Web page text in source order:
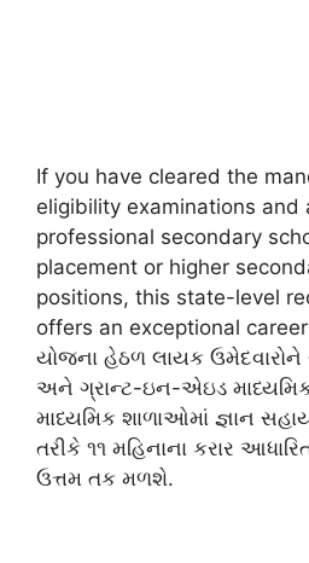
If you have cleared the
eligibility examinations and
professional secondary
placement or higher
positions, this state-level
offers an exceptional
યોજના હેઠળ લાયક ઉમેદવારોને
અને ગ્રાન્ટ-ઇન-એઇડ
માધ્યમિક શાળાઓમાં જ્ઞાન
તરીકે ૧૧ મહિનાના કરાર
ઉત્તમ તક મળશે.